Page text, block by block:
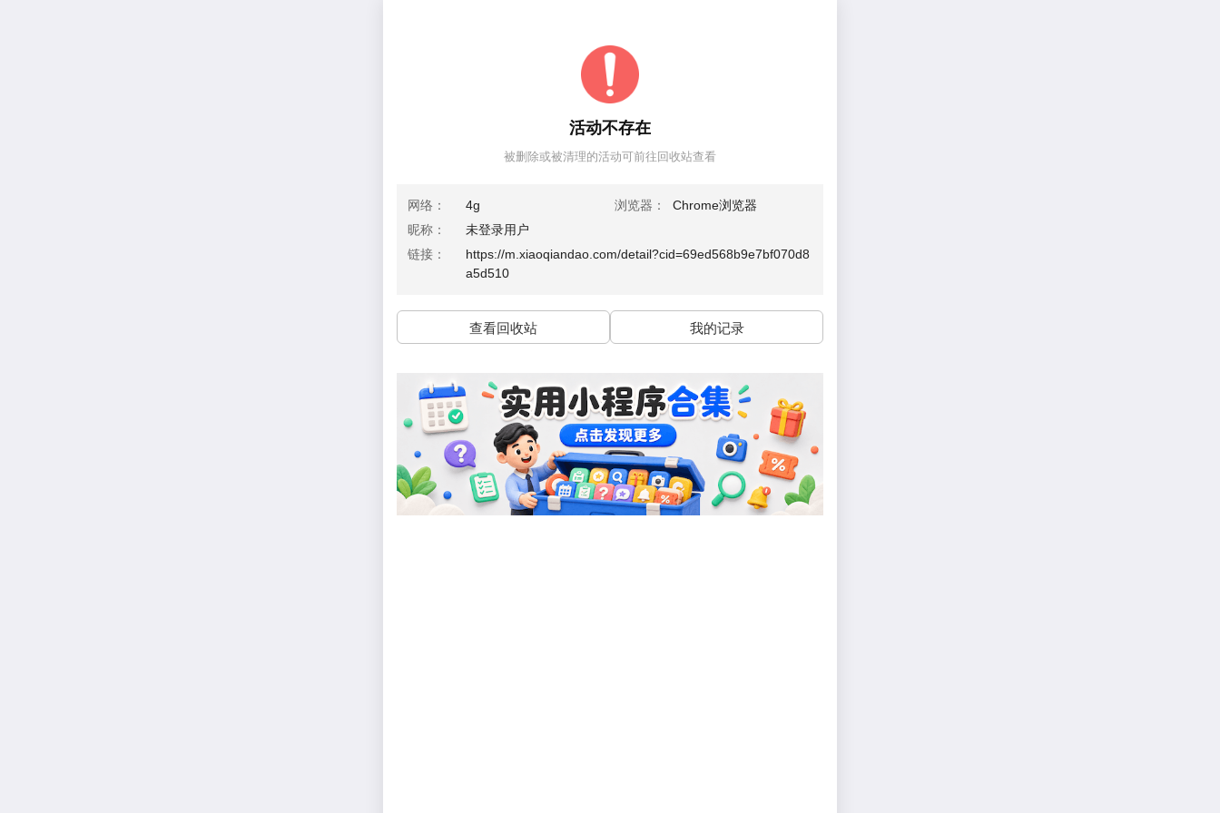
活动不存在
被删除或被清理的活动可前往回收站查看
网络： 4g 浏览器：
Chrome浏览器
昵称：
未登录用户
链接：
https://m.xiaoqiandao.com/detail?cid=69ed568b9e7bf070d8
a5d510
查看回收站 我的记录